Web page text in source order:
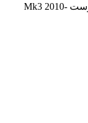
فورد فوكس 1.6 إيكوبوست Mk3 2010-